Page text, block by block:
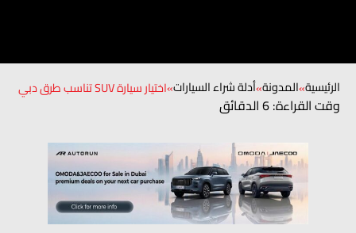
الرئيسية»المدونة»أدلة شراء السيارات»اختيار سيارة SUV تناسب طرق دبي
وقت القراءة: 6 الدقائق